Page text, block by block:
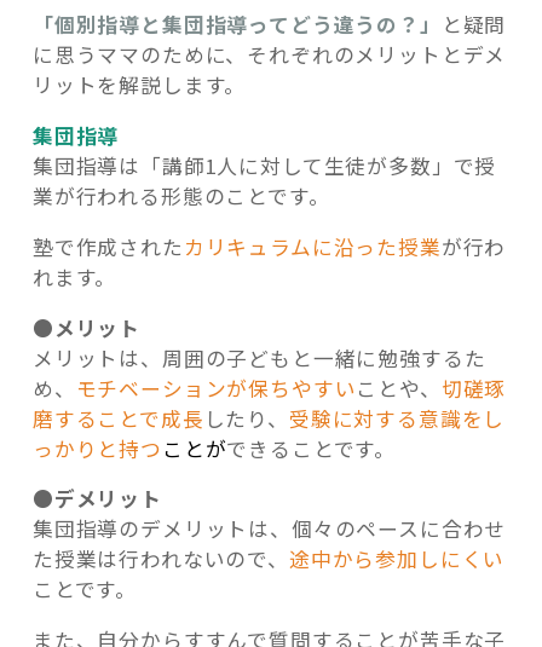
「個別指導と集団指導ってどう違うの？」
と疑問
に思うママのために、それぞれのメリットとデメ
リットを解説します。
集団指導
集団指導は「講師1人に対して生徒が多数」で授
業が行われる形態のことです。
塾で作成された カリキュラムに沿った授業が行わ
れます。
●メリット
メリットは、周囲の子どもと一緒に勉強するた
め、
モチベーションが保ちやすい ことや、 切磋琢
磨することで成長 したり、 受験に対する意識をし
っかりと持つ ことができることです。
●デメリット
集団指導のデメリットは、個々のペースに合わせ
た授業は行われないので、 途中から参加しにくい
ことです。
また、自分からすすんで質問することが苦手な子